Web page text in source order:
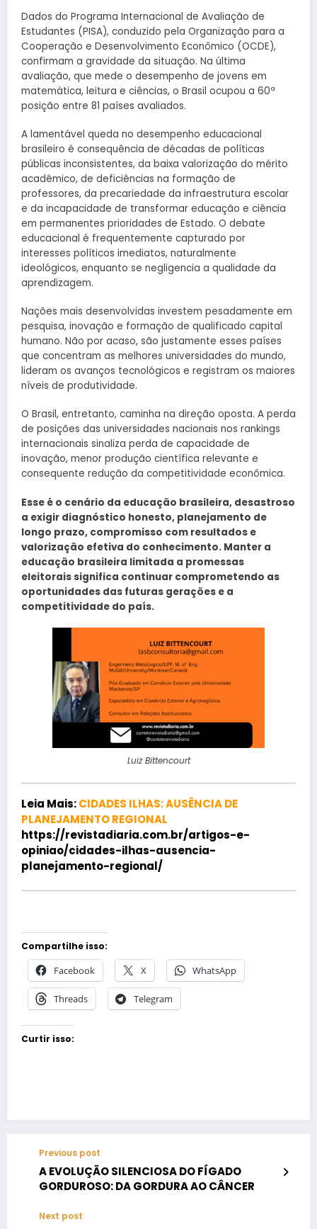
Dados do Programa Internacional de Avaliação de
Estudantes (PISA), conduzido pela Organização para a
Cooperação e Desenvolvimento Econômico (OCDE),
confirmam a gravidade da situação. Na última
avaliação, que mede o desempenho de jovens em
matemática, leitura e ciências, o Brasil ocupou a 60ª
posição entre 81 países avaliados.
A lamentável queda no desempenho educacional
brasileiro é consequência de décadas de políticas
públicas inconsistentes, da baixa valorização do mérito
acadêmico, de deficiências na formação de
professores, da precariedade da infraestrutura escolar
e da incapacidade de transformar educação e ciência
em permanentes prioridades de Estado. O debate
educacional é frequentemente capturado por
interesses políticos imediatos, naturalmente
ideológicos, enquanto se negligencia a qualidade da
aprendizagem.
Nações mais desenvolvidas investem pesadamente em
pesquisa, inovação e formação de qualificado capital
humano. Não por acaso, são justamente esses países
que concentram as melhores universidades do mundo,
lideram os avanços tecnológicos e registram os maiores
níveis de produtividade.
O Brasil, entretanto, caminha na direção oposta. A perda
de posições das universidades nacionais nos rankings
internacionais sinaliza perda de capacidade de
inovação, menor produção científica relevante e
consequente redução da competitividade econômica.
Esse é o cenário da educação brasileira, desastroso
a exigir diagnóstico honesto, planejamento de
longo prazo, compromisso com resultados e
valorização efetiva do conhecimento. Manter a
educação brasileira limitada a promessas
eleitorais significa continuar comprometendo as
oportunidades das futuras gerações e a
competitividade do país.
Luiz Bittencourt
Leia Mais:CIDADES ILHAS: AUSÊNCIA DE
PLANEJAMENTO REGIONAL
https://revistadiaria.com.br/artigos-e-
opiniao/cidades-ilhas-ausencia-
planejamento-regional/
Compartilhe isso:
Facebook X WhatsApp
Threads Telegram
Curtir isso:
Previous post
A EVOLUÇÃO SILENCIOSA DO FÍGADO
GORDUROSO: DA GORDURA AO CÂNCER
Next post